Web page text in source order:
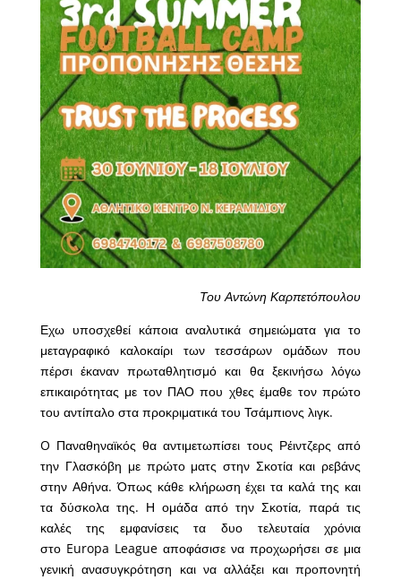
Του Αντώνη Καρπετόπουλου
Εχω υποσχεθεί κάποια αναλυτικά σημειώματα για το
μεταγραφικό καλοκαίρι των τεσσάρων ομάδων που
πέρσι έκαναν πρωταθλητισμό και θα ξεκινήσω λόγω
επικαιρότητας με τον ΠΑΟ που χθες έμαθε τον πρώτο
του αντίπαλο στα προκριματικά του Τσάμπιονς λιγκ.
O Παναθηναϊκός θα αντιμετωπίσει τους Ρέιντζερς από
την Γλασκόβη με πρώτο ματς στην Σκοτία και ρεβάνς
στην Αθήνα. Όπως κάθε κλήρωση έχει τα καλά της και
τα δύσκολα της. Η ομάδα από την Σκοτία, παρά τις
καλές της εμφανίσεις τα δυο τελευταία χρόνια
στο Europa League αποφάσισε να προχωρήσει σε μια
γενική ανασυγκρότηση και να αλλάξει και προπονητή